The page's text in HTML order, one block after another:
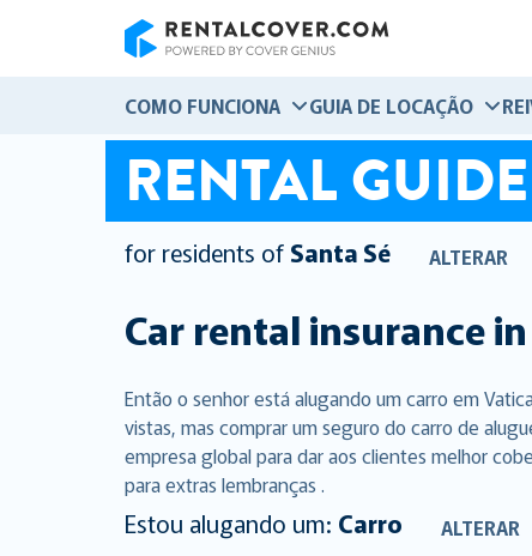
COMO FUNCIONA GUIA DE LOCAÇÃO
RENTAL GUIDE
for residents of Santa Sé ALTERAR
Car rental insurance in
Então o senhor está alugando um carro em
vistas, mas comprar um seguro do carro de
empresa global para dar aos clientes melhor
para extras lembranças .
Estou alugando um: Carro ALTERAR